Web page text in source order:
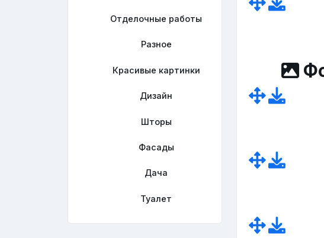
Отделочные работы
Разное
Красивые картинки
Дизайн
Шторы
Фасады
Дача
Туалет